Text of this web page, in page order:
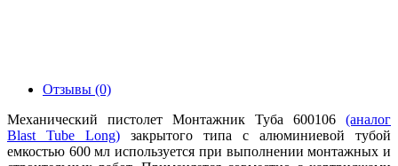
Отзывы (0)
Механический пистолет Монтажник Туба 600106 (аналог
Blast Tube Long) закрытого типа с алюминиевой тубой
емкостью 600 мл используется при выполнении монтажных и